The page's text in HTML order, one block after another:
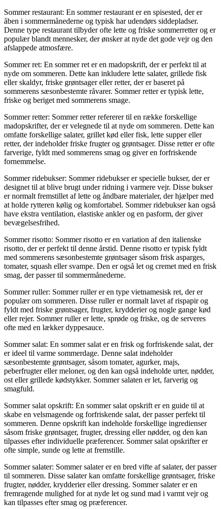
Sommer restaurant: En sommer restaurant er en spisested, der er
åben i sommermånederne og typisk har udendørs siddepladser.
Denne type restaurant tilbyder ofte lette og friske sommerretter og er
populær blandt mennesker, der ønsker at nyde det gode vejr og den
afslappede atmosfære.
Sommer ret: En sommer ret er en madopskrift, der er perfekt til at
nyde om sommeren. Dette kan inkludere lette salater, grillede fisk
eller skaldyr, friske grøntsager eller retter, der er baseret på
sommerens sæsonbestemte råvarer. Sommer retter er typisk lette,
friske og beriget med sommerens smage.
Sommer retter: Sommer retter refererer til en række forskellige
madopskrifter, der er velegnede til at nyde om sommeren. Dette kan
omfatte forskellige salater, grillet kød eller fisk, lette supper eller
retter, der indeholder friske frugter og grøntsager. Disse retter er ofte
farverige, fyldt med sommerens smag og giver en forfriskende
fornemmelse.
Sommer ridebukser: Sommer ridebukser er specielle bukser, der er
designet til at blive brugt under ridning i varmere vejr. Disse bukser
er normalt fremstillet af lette og åndbare materialer, der hjælper med
at holde rytteren kølig og komfortabel. Sommer ridebukser kan også
have ekstra ventilation, elastiske ankler og en pasform, der giver
bevægelsesfrihed.
Sommer risotto: Sommer risotto er en variation af den italienske
risotto, der er perfekt til denne årstid. Denne risotto er typisk fyldt
med sommerens sæsonbestemte grøntsager såsom frisk asparges,
tomater, squash eller svampe. Den er også let og cremet med en frisk
smag, der passer til sommermånederne.
Sommer ruller: Sommer ruller er en type vietnamesisk ret, der er
populær om sommeren. Disse ruller er normalt lavet af rispapir og
fyldt med friske grøntsager, frugter, krydderier og nogle gange kød
eller rejer. Sommer ruller er lette, sprøde og friske, og de serveres
ofte med en lækker dyppesauce.
Sommer salat: En sommer salat er en frisk og forfriskende salat, der
er ideel til varme sommerdage. Denne salat indeholder
sæsonbestemte grøntsager, såsom tomater, agurker, majs,
peberfrugter eller meloner, og den kan også indeholde urter, nødder,
ost eller grillede kødstykker. Sommer salaten er let, farverig og
smagfuld.
Sommer salat opskrift: En sommer salat opskrift er en guide til at
skabe en velsmagende og forfriskende salat, der passer perfekt til
sommeren. Denne opskrift kan indeholde forskellige ingredienser
såsom friske grøntsager, frugter, dressing eller nødder, og den kan
tilpasses efter individuelle præferencer. Sommer salat opskrifter er
ofte simple, sunde og lette at fremstille.
Sommer salater: Sommer salater er en bred vifte af salater, der passer
til sommeren. Disse salater kan omfatte forskellige grøntsager, friske
frugter, nødder, krydderier eller dressing. Sommer salater er en
fremragende mulighed for at nyde let og sund mad i varmt vejr og
kan tilpasses efter smag og præferencer.